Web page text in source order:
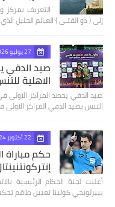
التعريف
إلى ( ذو الفتـى ) العـالم الجليل
27 يوليو 2026
صيد الدقي
الاهلية
صيد الدقي يحصد المراكز الاولى
التنس بصيد الدقي المراكز
22 أكتوبر 2024
حكم
أعلنت لجنة الحكام الرئيسية
بييرلويجي كولينا تعيين طاقم